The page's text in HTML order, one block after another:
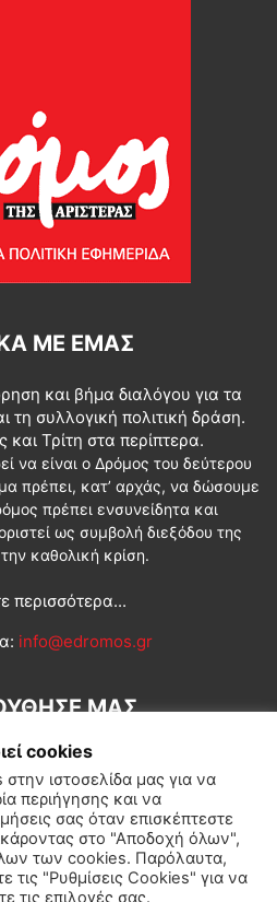
ΜΕ ΕΜΆΣ
και βήμα διαλόγου για τα
τη συλλογική πολιτική δράση.
Τρίτη στα περίπτερα.
να είναι ο Δρόμος του δεύτερου
πρέπει, κατ’ αρχάς, να δώσουμε
πρέπει ενσυνείδητα και
ως συμβολή διεξόδου της
καθολική κρίση.
περισσότερα...
info@edromos.gr
ΜΑΣ
Πολιτική Διεθνή Κοινωνία
cookies
ιστοσελίδα μας για να
περιήγησης και να
σας όταν επισκέπτεστε
στο "Αποδοχή όλων",
των cookies. Παρόλαυτα,
τις "Ρυθμίσεις Cookies" για να
τις επιλογές σας.